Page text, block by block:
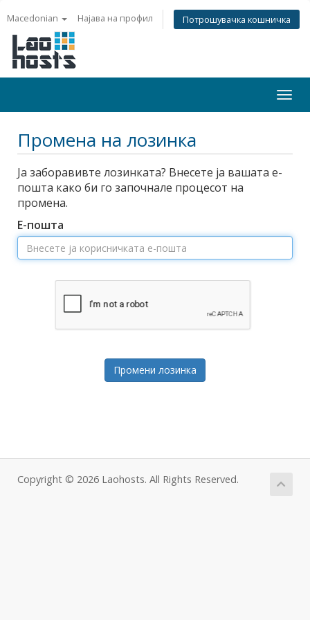
Macedonian Најава на профил Потрошувачка кошничка
Промена на лозинка
Ја заборавивте лозинката? Внесете ја вашата е-
пошта како би го започнале процесот на
промена.
Е-пошта
Промени лозинка
Copyright © 2026 Laohosts. All Rights Reserved.